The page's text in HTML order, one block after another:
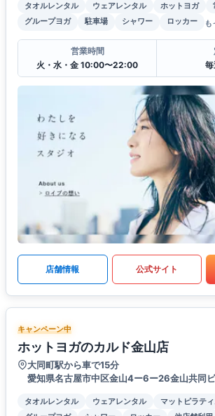
タオルレンタル ウェアレンタル ホットヨガ
グループヨガ
駐車場 シャワー ロッカー も
営業時間
火・水・金 10:00〜22:00
店舗情報 公式サイト
キャンペーン中
ホットヨガのカルド金山店
大同町駅から車で15分
愛知県名古屋市中区金山4ー6ー26金山共同
タオルレンタル ウェアレンタル マットピラテ